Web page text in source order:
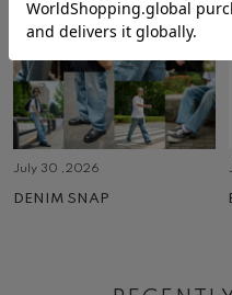
July 30 ,2026
DENIM SNAP